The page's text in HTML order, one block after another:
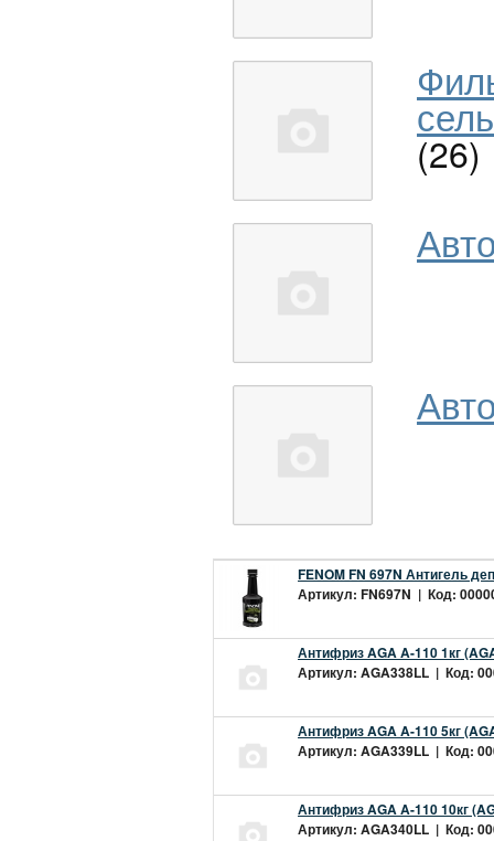
(26)
FENOM FN 697N Антигель
Артикул: FN697N | Код:
Антифриз AGA A-110 1кг
Артикул: AGA338LL | Код:
Антифриз AGA A-110 5кг
Артикул: AGA339LL | Код:
Антифриз AGA A-110 10кг
Артикул: AGA340LL | Код: